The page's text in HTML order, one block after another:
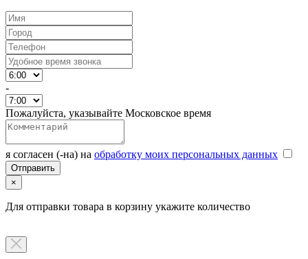
-
Пожалуйста, указывайте Московское время
я согласен (-на) на обработку моих персональных данных
×
Для отправки товара в корзину укажите количество